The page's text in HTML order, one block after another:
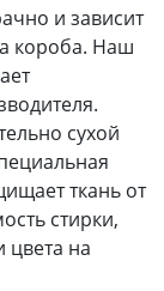
и зависит
короба. Наш
сухой
ткань от
стирки,
цвета на